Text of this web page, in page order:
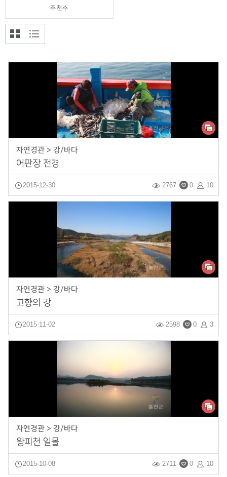
추천수
리형 형 보
자연경관 > 강/바다
어판장 전경
2015-12-30 10
0
2767
자연경관 > 강/바다
고향의 강
2015-11-02 3
0
2598
자연경관 > 강/바다
왕피천 일몰
2015-10-08 10
0
2711